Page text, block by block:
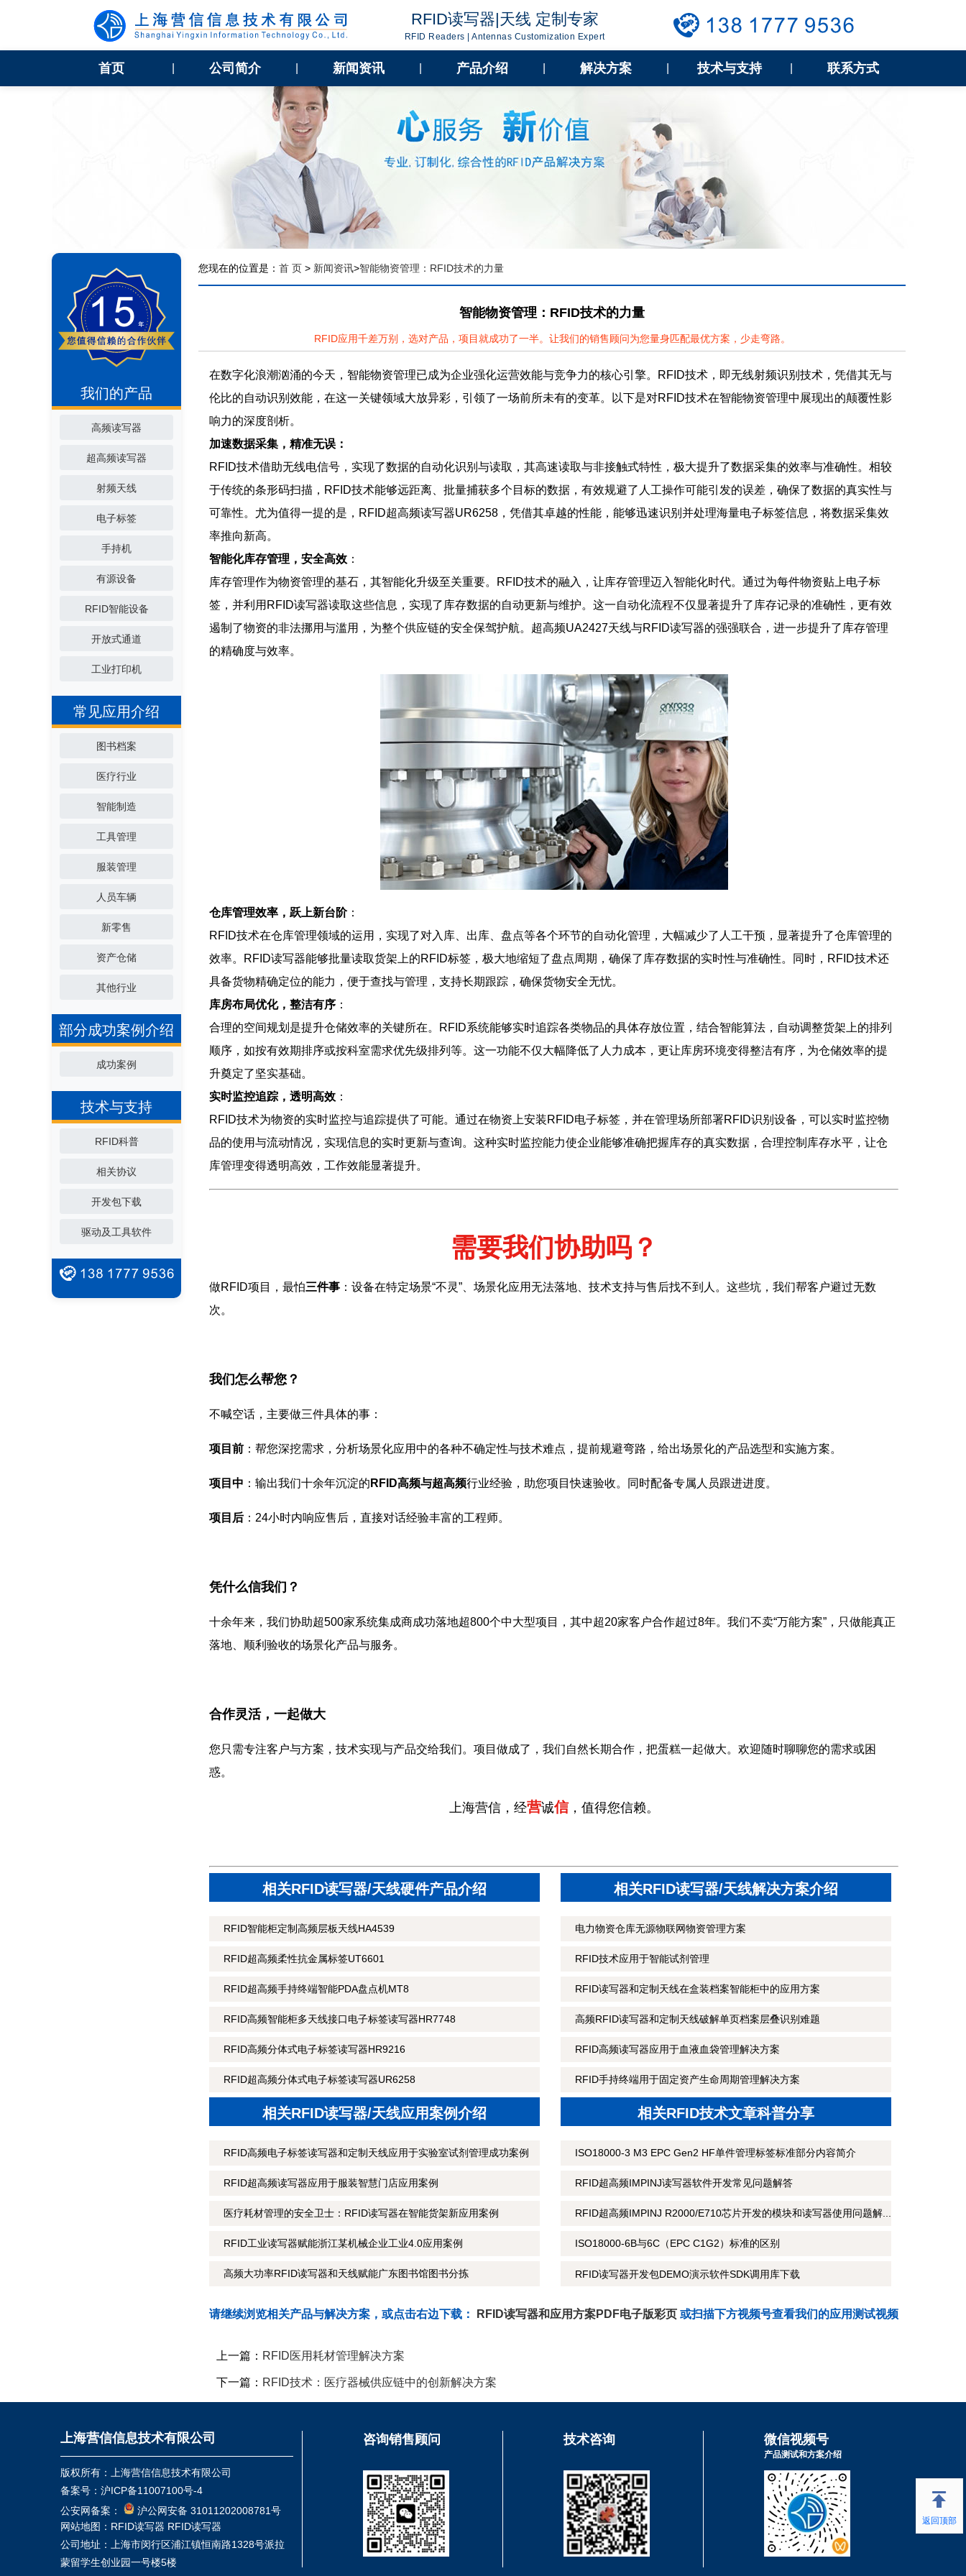
RFID读写器|天线 定制专家
RFID Readers | Antennas Customization Expert
首页 公司简介 新闻资讯 产品介绍 解决方案 技术与支持 联系方式
我们的产品
高频读写器
超高频读写器
射频天线
电子标签
手持机
有源设备
RFID智能设备
开放式通道
工业打印机
常见应用介绍
图书档案
医疗行业
智能制造
工具管理
服装管理
人员车辆
新零售
资产仓储
其他行业
部分成功案例介绍
成功案例
技术与支持
RFID科普
相关协议
开发包下载
驱动及工具软件
您现在的位置是： 首 页 > 新闻资讯>智能物资管理：RFID技术的力量
智能物资管理：RFID技术的力量
RFID应用千差万别，选对产品，项目就成功了一半。让我们的销售顾问为您量身匹配最优方案，少走弯路。
在数字化浪潮汹涌的今天，智能物资管理已成为企业强化运营效能与竞争力的核心引擎。RFID技术，即无线射频识别技术，凭借其无与
伦比的自动识别效能，在这一关键领域大放异彩，引领了一场前所未有的变革。以下是对RFID技术在智能物资管理中展现出的颠覆性影
响力的深度剖析。
加速数据采集，精准无误：
RFID技术借助无线电信号，实现了数据的自动化识别与读取，其高速读取与非接触式特性，极大提升了数据采集的效率与准确性。相较
于传统的条形码扫描，RFID技术能够远距离、批量捕获多个目标的数据，有效规避了人工操作可能引发的误差，确保了数据的真实性与
可靠性。尤为值得一提的是，RFID超高频读写器UR6258，凭借其卓越的性能，能够迅速识别并处理海量电子标签信息，将数据采集效
率推向新高。
智能化库存管理，安全高效 ：
库存管理作为物资管理的基石，其智能化升级至关重要。RFID技术的融入，让库存管理迈入智能化时代。通过为每件物资贴上电子标
签，并利用RFID读写器读取这些信息，实现了库存数据的自动更新与维护。这一自动化流程不仅显著提升了库存记录的准确性，更有效
遏制了物资的非法挪用与滥用，为整个供应链的安全保驾护航。超高频UA2427天线与RFID读写器的强强联合，进一步提升了库存管理
的精确度与效率。
仓库管理效率，跃上新台阶 ：
RFID技术在仓库管理领域的运用，实现了对入库、出库、盘点等各个环节的自动化管理，大幅减少了人工干预，显著提升了仓库管理的
效率。RFID读写器能够批量读取货架上的RFID标签，极大地缩短了盘点周期，确保了库存数据的实时性与准确性。同时，RFID技术还
具备货物精确定位的能力，便于查找与管理，支持长期跟踪，确保货物安全无忧。
库房布局优化，整洁有序 ：
合理的空间规划是提升仓储效率的关键所在。RFID系统能够实时追踪各类物品的具体存放位置，结合智能算法，自动调整货架上的排列
顺序，如按有效期排序或按科室需求优先级排列等。这一功能不仅大幅降低了人力成本，更让库房环境变得整洁有序，为仓储效率的提
升奠定了坚实基础。
实时监控追踪，透明高效 ：
RFID技术为物资的实时监控与追踪提供了可能。通过在物资上安装RFID电子标签，并在管理场所部署RFID识别设备，可以实时监控物
品的使用与流动情况，实现信息的实时更新与查询。这种实时监控能力使企业能够准确把握库存的真实数据，合理控制库存水平，让仓
库管理变得透明高效，工作效能显著提升。
需要我们协助吗？
做RFID项目，最怕三件事 ：设备在特定场景“不灵”、场景化应用无法落地、技术支持与售后找不到人。这些坑，我们帮客户避过无数
次。
我们怎么帮您？
不喊空话，主要做三件具体的事：
项目前 ：帮您深挖需求，分析场景化应用中的各种不确定性与技术难点，提前规避弯路，给出场景化的产品选型和实施方案。
项目中 ：输出我们十余年沉淀的 RFID高频与超高频行业经验，助您项目快速验收。同时配备专属人员跟进进度。
项目后 ：24小时内响应售后，直接对话经验丰富的工程师。
凭什么信我们？
十余年来，我们协助超500家系统集成商成功落地超800个中大型项目，其中超20家客户合作超过8年。我们不卖“万能方案”，只做能真正
落地、顺利验收的场景化产品与服务。
合作灵活，一起做大
您只需专注客户与方案，技术实现与产品交给我们。项目做成了，我们自然长期合作，把蛋糕一起做大。欢迎随时聊聊您的需求或困
惑。
上海营信，经营诚信，值得您信赖。
相关RFID读写器/天线硬件产品介绍
RFID智能柜定制高频层板天线HA4539
RFID超高频柔性抗金属标签UT6601
RFID超高频手持终端智能PDA盘点机MT8
RFID高频智能柜多天线接口电子标签读写器HR7748
RFID高频分体式电子标签读写器HR9216
RFID超高频分体式电子标签读写器UR6258
相关RFID读写器/天线解决方案介绍
电力物资仓库无源物联网物资管理方案
RFID技术应用于智能试剂管理
RFID读写器和定制天线在盒装档案智能柜中的应用方案
高频RFID读写器和定制天线破解单页档案层叠识别难题
RFID高频读写器应用于血液血袋管理解决方案
RFID手持终端用于固定资产生命周期管理解决方案
相关RFID读写器/天线应用案例介绍
RFID高频电子标签读写器和定制天线应用于实验室试剂管理成功案例
RFID超高频读写器应用于服装智慧门店应用案例
医疗耗材管理的安全卫士：RFID读写器在智能货架新应用案例
RFID工业读写器赋能浙江某机械企业工业4.0应用案例
高频大功率RFID读写器和天线赋能广东图书馆图书分拣
相关RFID技术文章科普分享
ISO18000-3 M3 EPC Gen2 HF单件管理标签标准部分内容简介
RFID超高频IMPINJ读写器软件开发常见问题解答
RFID超高频IMPINJ R2000/E710芯片开发的模块和读写器使用问题解...
ISO18000-6B与6C（EPC C1G2）标准的区别
RFID读写器开发包DEMO演示软件SDK调用库下载
请继续浏览相关产品与解决方案，或点击右边下载： RFID读写器和应用方案PDF电子版彩页 或扫描下方视频号查看我们的应用测试视频
上一篇： RFID医用耗材管理解决方案
下一篇： RFID技术：医疗器械供应链中的创新解决方案
上海营信信息技术有限公司
版权所有：上海营信信息技术有限公司
备案号： 沪ICP备11007100号-4
公安网备案：
沪公网安备 31011202008781号
网站地图： RFID读写器 RFID读写器
公司地址：上海市闵行区浦江镇恒南路1328号派拉
蒙留学生创业园一号楼5楼
咨询销售顾问 技术咨询 微信视频号
产品测试和方案介绍
返回顶部